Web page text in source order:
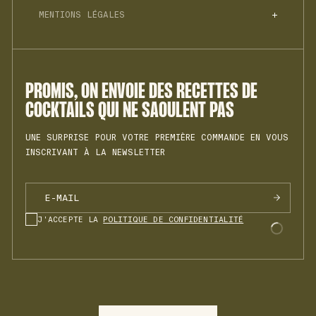
PROMIS, ON ENVOIE DES RECETTES DE
COCKTAILS QUI NE SAOULENT PAS
UNE SURPRISE POUR VOTRE PREMIÈRE COMMANDE EN VOUS
INSCRIVANT À LA NEWSLETTER
J'ACCEPTE LA POLITIQUE DE CONFIDENTIALITÉ
JNPR N°3
VRMH N°1
BLOG
PROFESSIONNELS
REJOINDRE L'ÉQUIPE
MENTIONS LÉGALES
MENTIONS LÉGALES